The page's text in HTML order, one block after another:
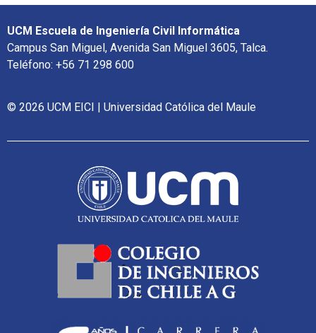
UCM Escuela de Ingeniería Civil Informática
Campus San Miguel, Avenida San Miguel 3605, Talca.
Teléfono: +56 71 298 600
© 2026 UCM EICI | Universidad Católica del Maule